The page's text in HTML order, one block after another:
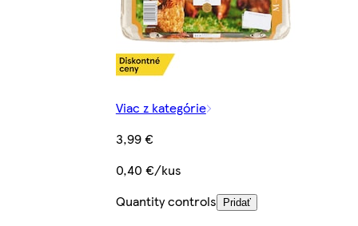
Viac z kategórie
3,99 €
0,40 €/kus
Quantity controls
Pridať